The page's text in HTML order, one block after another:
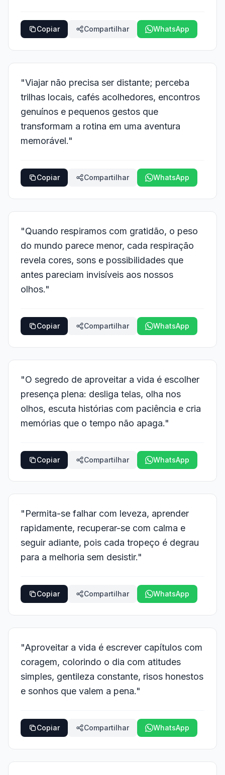
Copiar Compartilhar WhatsApp
"Viajar não precisa ser distante; perceba
trilhas locais, cafés acolhedores, encontros
genuínos e pequenos gestos que
transformam a rotina em uma aventura
memorável."
Copiar Compartilhar WhatsApp
"Quando respiramos com gratidão, o peso
do mundo parece menor, cada respiração
revela cores, sons e possibilidades que
antes pareciam invisíveis aos nossos
olhos."
Copiar Compartilhar WhatsApp
"O segredo de aproveitar a vida é escolher
presença plena: desliga telas, olha nos
olhos, escuta histórias com paciência e cria
memórias que o tempo não apaga."
Copiar Compartilhar WhatsApp
"Permita-se falhar com leveza, aprender
rapidamente, recuperar-se com calma e
seguir adiante, pois cada tropeço é degrau
para a melhoria sem desistir."
Copiar Compartilhar WhatsApp
"Aproveitar a vida é escrever capítulos com
coragem, colorindo o dia com atitudes
simples, gentileza constante, risos honestos
e sonhos que valem a pena."
Copiar Compartilhar WhatsApp